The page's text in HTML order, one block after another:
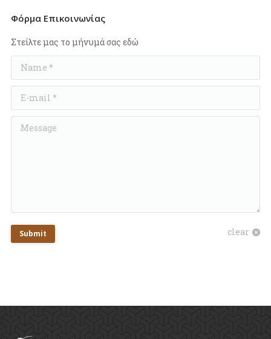
Φόρμα Επικοινωνίας
Στείλτε μας το μήνυμά σας εδώ
Name *
E-mail *
Message
Submit clear